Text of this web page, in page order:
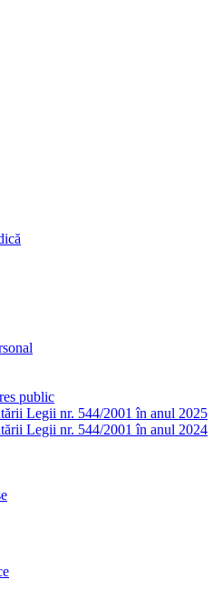
public
Legii nr. 544/2001 în anul 2025
Legii nr. 544/2001 în anul 2024